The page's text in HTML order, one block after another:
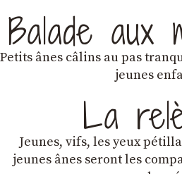
Balade aux
Petits ânes câlins au pas
jeunes
La
Jeunes, vifs, les yeux
jeunes ânes seront les